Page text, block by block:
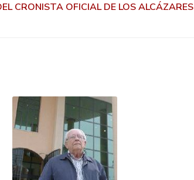
CRONISTA OFICIAL DE LOS ALCÁZARES